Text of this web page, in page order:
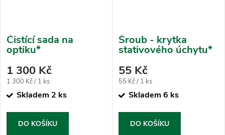
Čistící sada na
optiku*
1 300 Kč
Měrná
cena:
1 300 Kč / 1 ks
Skladem 2 ks
DO KOŠÍKU
Šroub - krytka
stativového úchytu*
55 Kč
Měrná
cena:
55 Kč / 1 ks
Skladem 6 ks
DO KOŠÍKU